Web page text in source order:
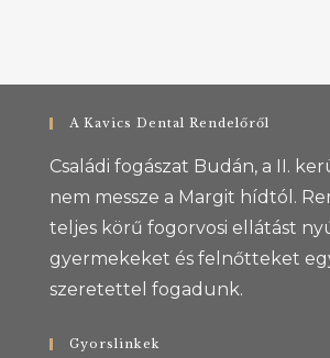
A Kavics Dental Rendelőről
Családi fogászat Budán, a II.
nem messze a Margit hídtól.
teljes körű fogorvosi ellátást
gyermekeket és felnőtteket
szeretettel fogadunk.
Gyorslinkek